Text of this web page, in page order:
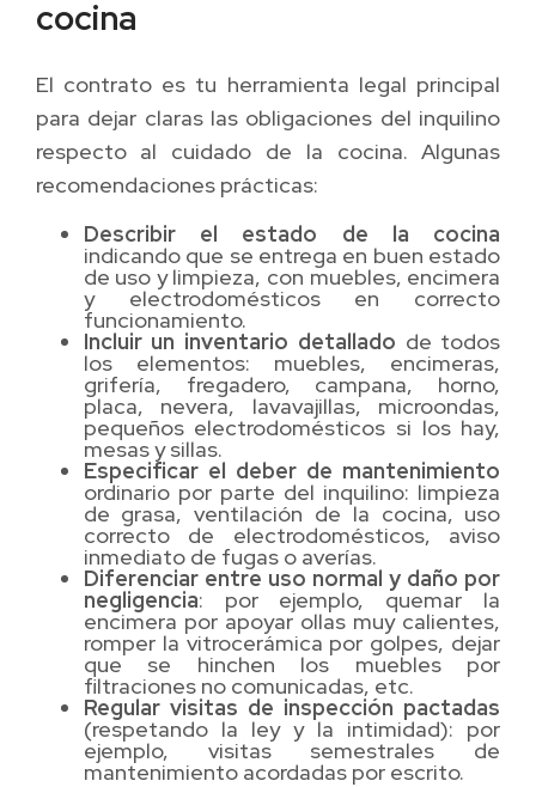
cocina
El contrato es tu herramienta legal principal
para dejar claras las obligaciones del inquilino
respecto al cuidado de la cocina. Algunas
recomendaciones prácticas:
Describir el estado de la cocina
indicando que se entrega en buen estado
de uso y limpieza, con muebles, encimera
y electrodomésticos en correcto
funcionamiento.
Incluir un inventario detallado de todos
los elementos: muebles, encimeras,
grifería, fregadero, campana, horno,
placa, nevera, lavavajillas, microondas,
pequeños electrodomésticos si los hay,
mesas y sillas.
Especificar el deber de mantenimiento
ordinario por parte del inquilino: limpieza
de grasa, ventilación de la cocina, uso
correcto de electrodomésticos, aviso
inmediato de fugas o averías.
Diferenciar entre uso normal y daño por
negligencia: por ejemplo, quemar la
encimera por apoyar ollas muy calientes,
romper la vitrocerámica por golpes, dejar
que se hinchen los muebles por
filtraciones no comunicadas, etc.
Regular visitas de inspección pactadas
(respetando la ley y la intimidad): por
ejemplo, visitas semestrales de
mantenimiento acordadas por escrito.